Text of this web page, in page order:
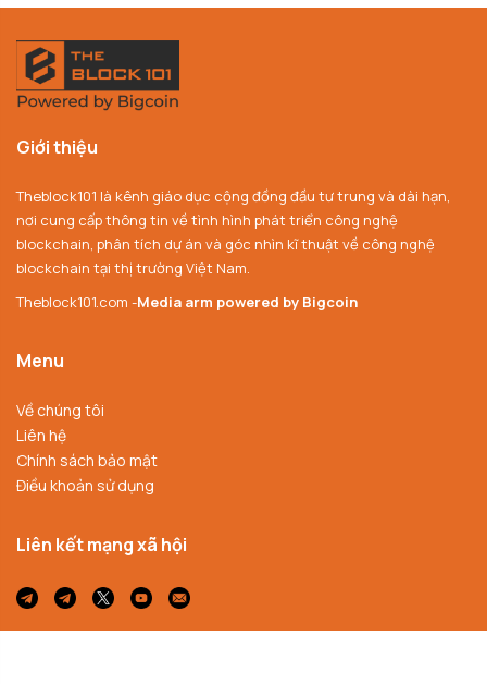
Giới thiệu
Theblock101 là kênh giáo dục cộng đồng đầu tư trung và dài hạn,
nơi cung cấp thông tin về tình hình phát triển công nghệ
blockchain, phân tích dự án và góc nhìn kĩ thuật về công nghệ
blockchain tại thị trường Việt Nam.
Theblock101.com -Media arm powered by Bigcoin
Menu
Về chúng tôi
Liên hệ
Chính sách bảo mật
Điều khoản sử dụng
Liên kết mạng xã hội